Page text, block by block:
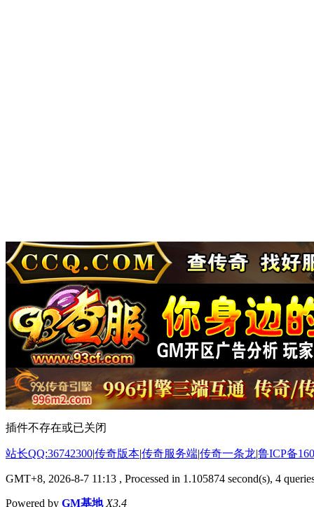
插件不存在或已关闭
站长QQ:36742300|传奇版本|传奇服务端|传奇一条龙|鲁ICP备
GMT+8, 2026-8-7 11:13 , Processed in 1.105874 second(s), 4
Powered by GM基地 X3.4